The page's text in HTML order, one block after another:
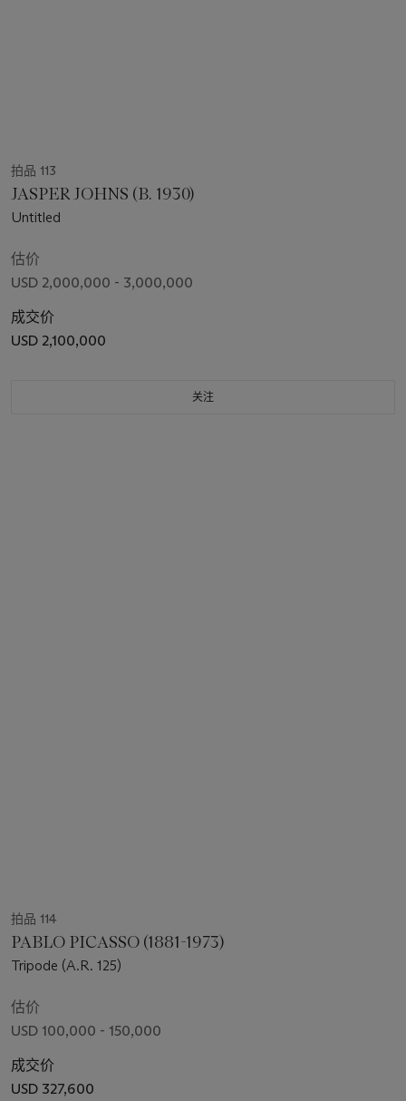
拍品 113
JASPER JOHNS (B. 1930)
Untitled
估价
USD 2,000,000 - 3,000,000
成交价
USD 2,100,000
关注
拍品 114
PABLO PICASSO (1881-1973)
Tripode (A.R. 125)
估价
USD 100,000 - 150,000
成交价
USD 327,600